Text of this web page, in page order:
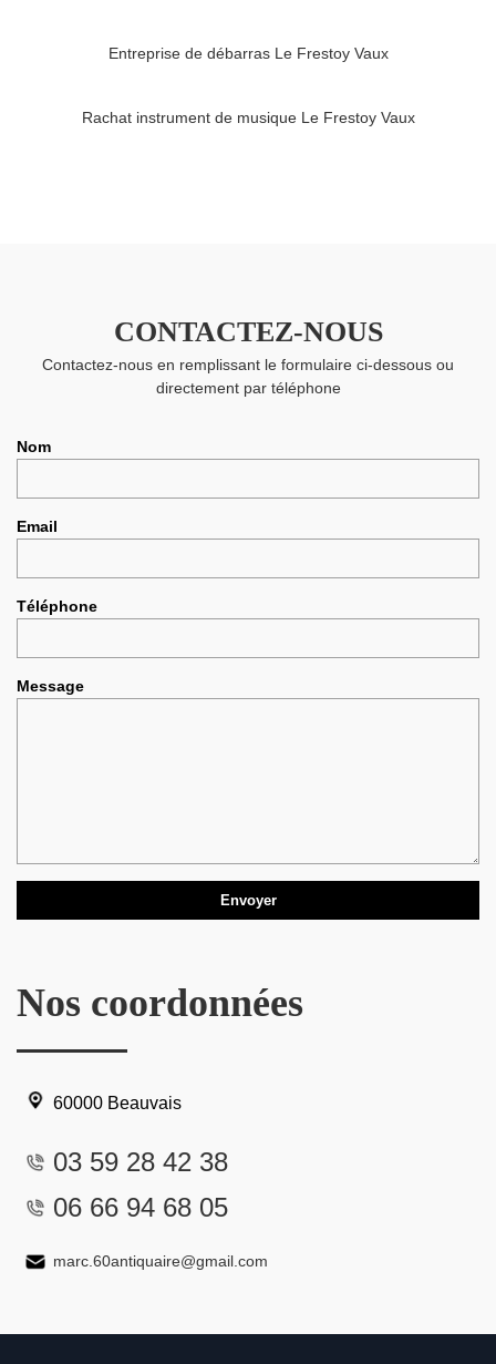
Entreprise de débarras Le Frestoy Vaux
Rachat instrument de musique Le Frestoy Vaux
CONTACTEZ-NOUS
Contactez-nous en remplissant le formulaire ci-dessous ou
directement par téléphone
Nom
Email
Téléphone
Message
Nos coordonnées
60000 Beauvais
03 59 28 42 38
06 66 94 68 05
marc.60antiquaire@gmail.com